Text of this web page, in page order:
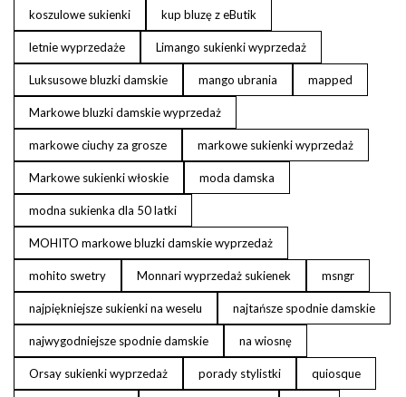
koszulowe sukienki kup bluzę z eButik
letnie wyprzedaże Limango sukienki wyprzedaż
Luksusowe bluzki damskie mango ubrania mapped
Markowe bluzki damskie wyprzedaż
markowe ciuchy za grosze markowe sukienki wyprzedaż
Markowe sukienki włoskie moda damska
modna sukienka dla 50 latki
MOHITO markowe bluzki damskie wyprzedaż
mohito swetry Monnari wyprzedaż sukienek msngr
najpiękniejsze sukienki na weselu najtańsze spodnie damskie
najwygodniejsze spodnie damskie na wiosnę
Orsay sukienki wyprzedaż porady stylistki quiosque